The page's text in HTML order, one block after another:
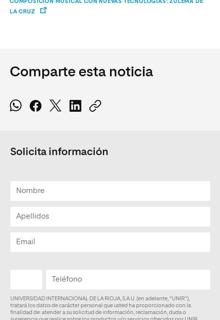
LA CRUZ
Comparte esta noticia
Solicita información